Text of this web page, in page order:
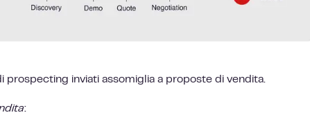
prospecting inviati assomiglia a proposte di vendita.
: